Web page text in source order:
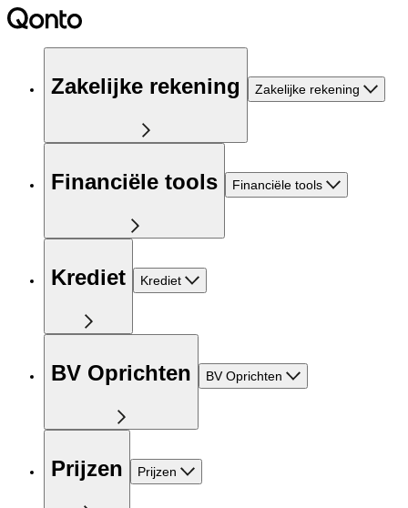
Zakelijke rekening Zakelijke rekening
Financiële tools Financiële tools
Krediet Krediet
BV Oprichten BV Oprichten
Prijzen Prijzen